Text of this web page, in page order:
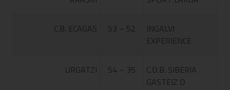
C.B. ECAGAS 53 – 52
INGALVI
EXPERIENCE
URGATZI 54 – 35
C.D.B. SIBERIA
GASTEIZ D